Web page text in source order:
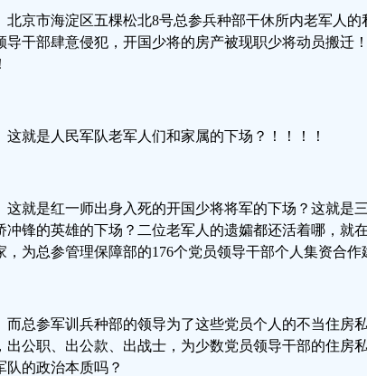
北京市海淀区五棵松北8号总参兵种部干休所内老军人
导干部肆意侵犯，开国少将的房产被现职少将动员搬迁
这就是人民军队老军人们和家属的下场？！！！！
这就是红一师出身入死的开国少将将军的下场？这就是
冲锋的英雄的下场？二位老军人的遗孀都还活着哪，就
，为总参管理保障部的176个党员领导干部个人集资合作
而总参军训兵种部的领导为了这些党员个人的不当住房
出公职、出公款、出战士，为少数党员领导干部的住房
队的政治本质吗？